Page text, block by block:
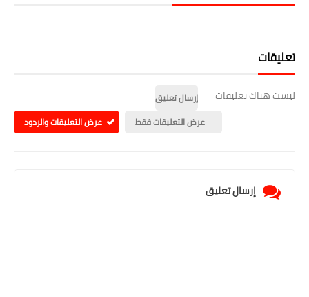
تعليقات
ليست هناك تعليقات
إرسال تعليق
عرض التعليقات فقط
عرض التعليقات والردود
إرسال تعليق